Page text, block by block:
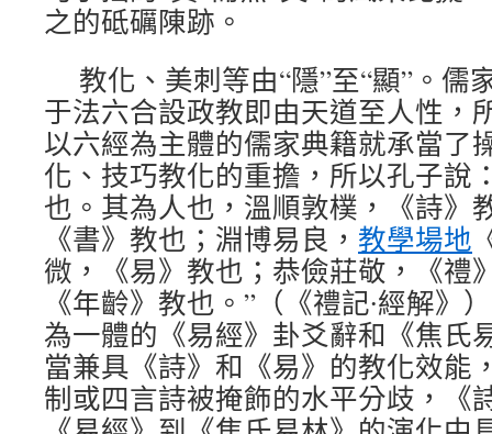
之的砥礪陳跡。
教化、美刺等由“隱”至“顯”。儒
于法六合設政教即由天道至人性，
以六經為主體的儒家典籍就承當了
化、技巧教化的重擔，所以孔子說
也。其為人也，溫順敦樸，《詩》
《書》教也；淵博易良， 教學場地
微，《易》教也；恭儉莊敬，《禮
《年齡》教也。”（《禮記∙經解》
為一體的《易經》卦爻辭和《焦氏
當兼具《詩》和《易》的教化效能
制或四言詩被掩飾的水平分歧，《